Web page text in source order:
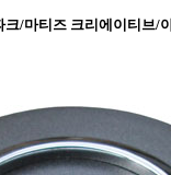
/마티즈 크리에이티브/